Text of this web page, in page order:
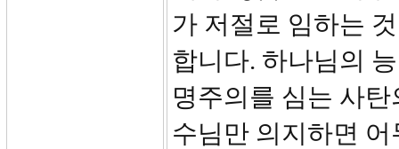
가 저절로 임하는
합니다. 하나님의
명주의를 심는 사
수님만 의지하면